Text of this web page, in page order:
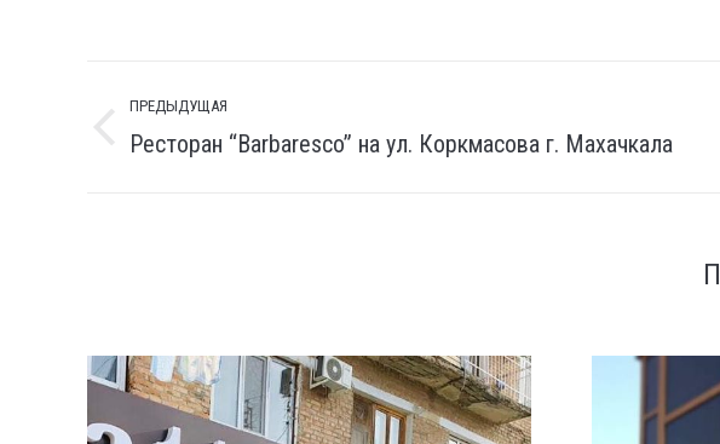
по
комментариям
ПРЕДЫДУЩАЯ
Предыдущая
Ресторан “Barbaresco” на ул. Коркмасова г. Махачкала